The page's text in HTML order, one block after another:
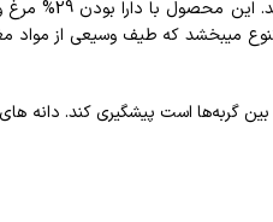
تنوع میبخشد که طیف وسیعی از مواد